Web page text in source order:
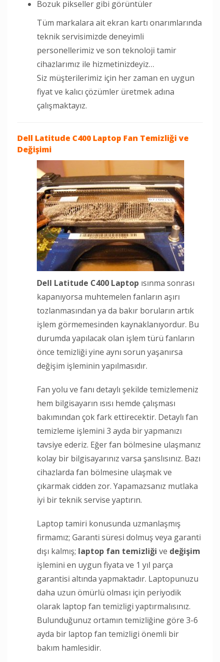
Bozuk pikseller gibi görüntüler
Tüm markalara ait ekran kartı onarımlarında
teknik servisimizde deneyimli
personellerimiz ve son teknoloji tamir
cihazlarımız ile hizmetinizdeyiz…
Siz müşterilerimiz için her zaman en uygun
fiyat ve kalıcı çözümler üretmek adına
çalışmaktayız.
Dell Latitude C400 Laptop Fan Temizliği ve
Değişimi
Dell Latitude C400 Laptop ısınma sonrası
kapanıyorsa muhtemelen fanların aşırı
tozlanmasından ya da bakır boruların artık
işlem görmemesinden kaynaklanıyordur. Bu
durumda yapılacak olan işlem türü fanların
önce temizliği yine aynı sorun yaşanırsa
değişim işleminin yapılmasıdır.
Fan yolu ve fanı detaylı şekilde temizlemeniz
hem bilgisayarın ısısı hemde çalışması
bakımından çok fark ettirecektir. Detaylı fan
temizleme işlemini 3 ayda bir yapmanızı
tavsiye ederiz. Eğer fan bölmesine ulaşmanız
kolay bir bilgisayarınız varsa şanslısınız. Bazı
cihazlarda fan bölmesine ulaşmak ve
çıkarmak cidden zor. Yapamazsanız mutlaka
iyi bir teknik servise yaptırın.
Laptop tamiri konusunda uzmanlaşmış
firmamız; Garanti süresi dolmuş veya garanti
dışı kalmış; laptop fan temizliği ve değişim
işlemini en uygun fiyata ve 1 yıl parça
garantisi altında yapmaktadır. Laptopunuzu
daha uzun ömürlü olması için periyodik
olarak laptop fan temizligi yaptırmalısınız.
Bulunduğunuz ortamın temizliğine göre 3-6
ayda bir laptop fan temizligi önemli bir
bakım hamlesidir.